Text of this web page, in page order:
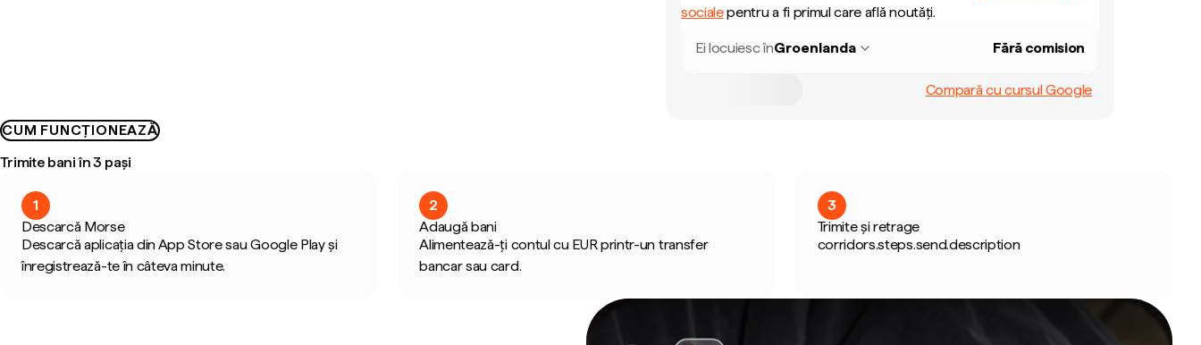
socialepentru a fi primul care află noutăți.
Ei locuiesc înGroenlanda Fără comision
Compară cu cursul Google
CUM FUNCȚIONEAZĂ
Trimite bani în 3 pași
1
Descarcă Morse
Descarcă aplicația din App Store sau Google Play și
înregistrează-te în câteva minute.
2
Adaugă bani
Alimentează-ți contul cu EUR printr-un transfer
bancar sau card.
3
Trimite și retrage
corridors.steps.send.description